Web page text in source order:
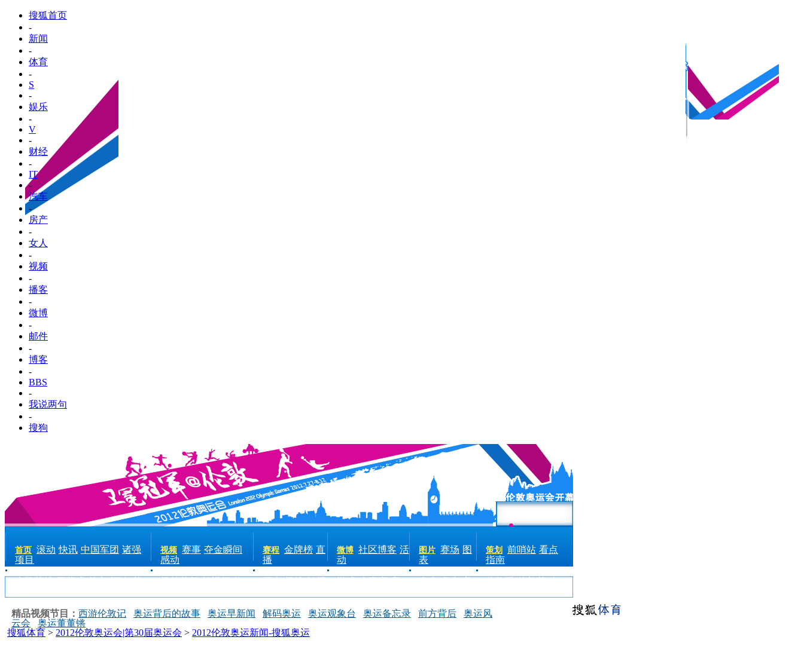
搜狐首页
-
新闻
-
体育
-
S
-
娱乐
-
V
-
财经
-
IT
-
汽车
-
房产
-
女人
-
视频
-
播客
-
微博
-
邮件
-
博客
-
BBS
-
我说两句
-
搜狗
首页 滚动 快讯 中国军团 诸强
项目
金牌英雄 开幕式 前方 评论 花
视频 赛事 夺金瞬间
感动
场外花絮 长视频 热
赛程 金牌榜 直
播
历史 场馆 转播
微博 社区博客 活
动
游戏 大赢家 竞
图片 赛场 图
表
夺金 盘点 美
策划 前哨站 看点
指南
伦敦眼 伦敦范 人
精品视频节目： 西游伦敦记 奥运背后的故事 奥运早新闻 解码奥运 奥运观象台 奥运备忘录 前方背后
奥运风
云会
奥运董董锵
搜狐体育 > 2012伦敦奥运会|第30届奥运会 > 2012伦敦奥运新闻-搜狐奥运